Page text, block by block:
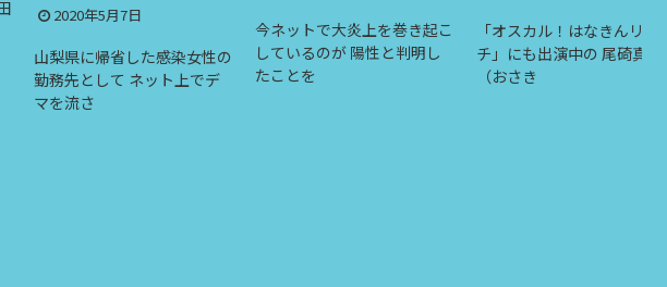
2020年5月7日
山梨県に帰省した感染女性の
勤務先として ネット上でデ
マを流さ
今ネットで大炎上を巻き起こ
しているのが 陽性と判明し
たことを
「オスカル！はなきんリサー
チ」にも出演中の 尾碕真花
（おさき